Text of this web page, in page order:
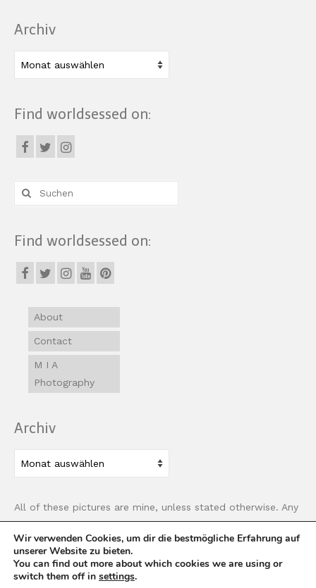
Archiv
Find worldsessed on:
Suche
nach:
Find worldsessed on:
About
Contact
M I A
Photography
Archiv
All of these pictures are mine, unless stated otherwise. Any
use of images must be properly linked back to this site.
Datenschutz Impressum
© worldsessed 2014-2023 Any use of images must be properly linked back to this
Wir verwenden Cookies, um dir die bestmögliche Erfahrung auf
unserer Website zu bieten.
You can find out more about which cookies we are using or
switch them off in settings.